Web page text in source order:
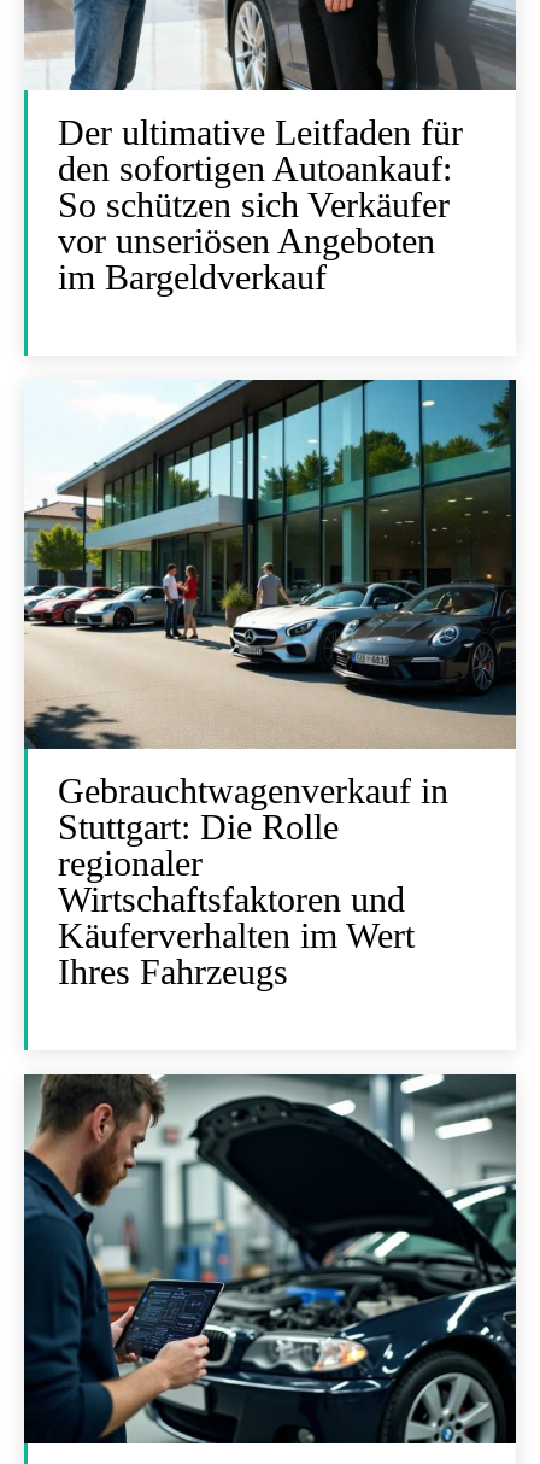
Der ultimative Leitfaden für
den sofortigen Autoankauf:
So schützen sich Verkäufer
vor unseriösen Angeboten
im Bargeldverkauf
Gebrauchtwagenverkauf in
Stuttgart: Die Rolle
regionaler
Wirtschaftsfaktoren und
Käuferverhalten im Wert
Ihres Fahrzeugs